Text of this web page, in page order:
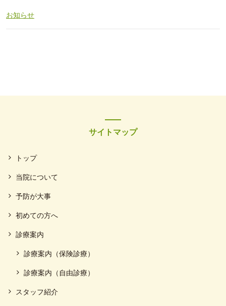
お知らせ
サイトマップ
トップ
当院について
予防が大事
初めての方へ
診療案内
診療案内（保険診療）
診療案内（自由診療）
スタッフ紹介